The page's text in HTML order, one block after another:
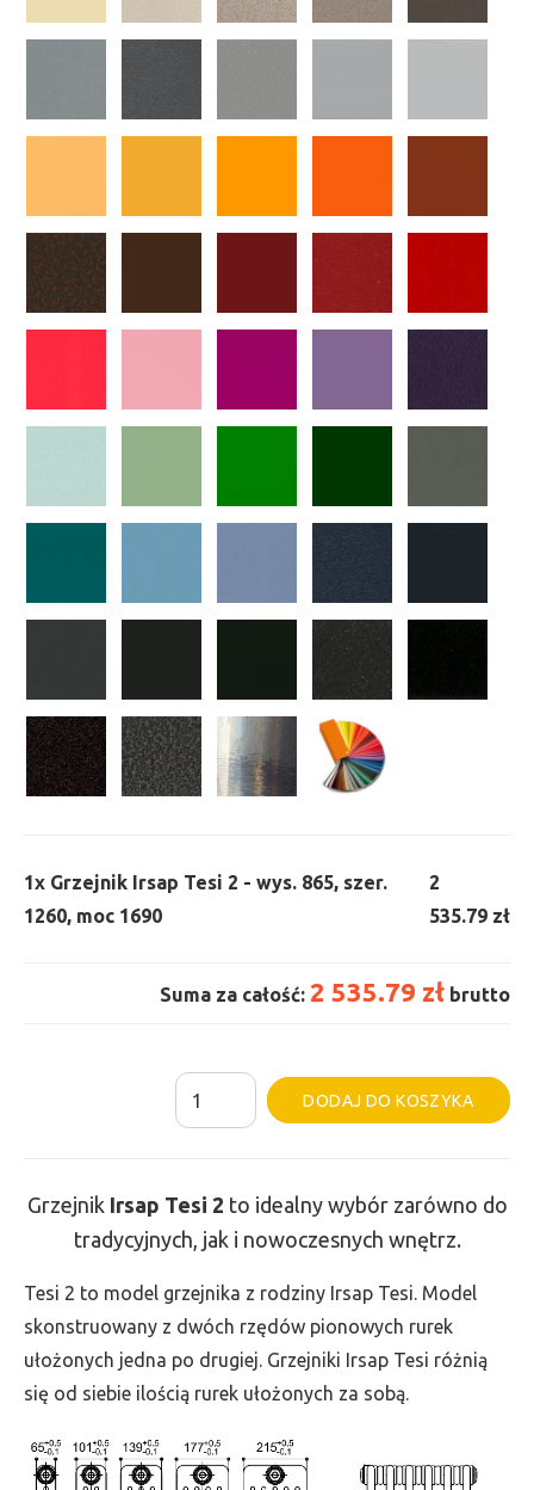
1x Grzejnik Irsap Tesi 2 - wys. 865, szer.
1260, moc 1690
2
535.79 zł
Suma za całość: 2 535.79 zł brutto
ilość
Grzejnik
-
wys.
865,
szer.
1260,
1690
DODAJ DO KOSZYKA
Grzejnik Irsap Tesi 2 to idealny wybór zarówno do
tradycyjnych, jak i nowoczesnych wnętrz.
Tesi 2 to model grzejnika z rodziny Irsap Tesi. Model
skonstruowany z dwóch rzędów pionowych rurek
ułożonych jedna po drugiej. Grzejniki Irsap Tesi różnią
się od siebie ilością rurek ułożonych za sobą.